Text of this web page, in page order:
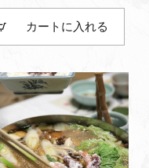
カート